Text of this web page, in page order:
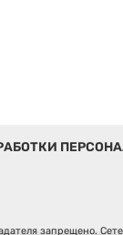
запрещено.